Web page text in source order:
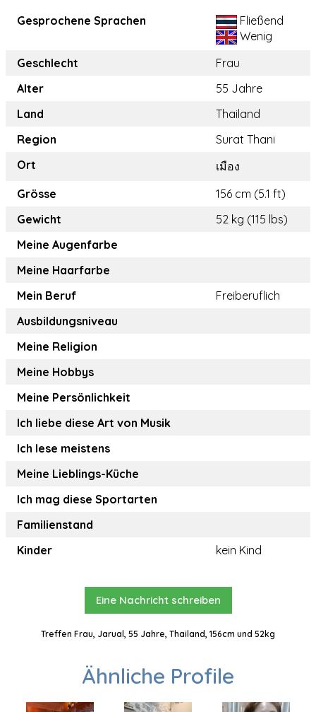
Gesprochene Sprachen
Fließend
Wenig
Geschlecht
Frau
Alter
55 Jahre
Land
Thailand
Region
Surat Thani
Ort
เมือง
Grösse
156 cm (5.1 ft)
Gewicht
52 kg (115 lbs)
Meine Augenfarbe
Meine Haarfarbe
Mein Beruf
Freiberuflich
Ausbildungsniveau
Meine Religion
Meine Hobbys
Meine Persönlichkeit
Ich liebe diese Art von Musik
Ich lese meistens
Meine Lieblings-Küche
Ich mag diese Sportarten
Familienstand
Kinder
kein Kind
Eine Nachricht schreiben
Treffen Frau, Jarual, 55 Jahre, Thailand, 156cm und 52kg
Ähnliche Profile